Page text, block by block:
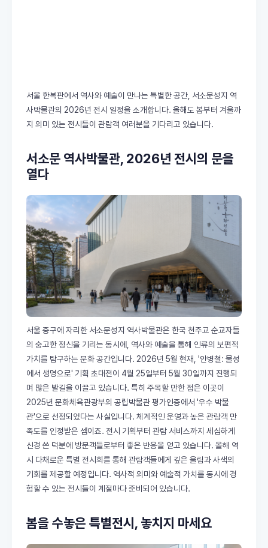
서울 한복판에서 역사와 예술이 만나는 특별한 공간, 서소문성지 역
사박물관의 2026년 전시 일정을 소개합니다. 올해도 봄부터 겨울까
지 의미 있는 전시들이 관람객 여러분을 기다리고 있습니다.
서소문 역사박물관, 2026년 전시의 문을
열다
서울 중구에 자리한 서소문성지 역사박물관은 한국 천주교 순교자들
의 숭고한 정신을 기리는 동시에, 역사와 예술을 통해 인류의 보편적
가치를 탐구하는 문화 공간입니다. 2026년 5월 현재, '안병철: 물성
에서 생명으로' 기획 초대전이 4월 25일부터 5월 30일까지 진행되
며 많은 발길을 이끌고 있습니다. 특히 주목할 만한 점은 이곳이
2025년 문화체육관광부의 공립박물관 평가인증에서 '우수 박물
관'으로 선정되었다는 사실입니다. 체계적인 운영과 높은 관람객 만
족도를 인정받은 셈이죠. 전시 기획부터 관람 서비스까지 세심하게
신경 쓴 덕분에 방문객들로부터 좋은 반응을 얻고 있습니다. 올해 역
시 다채로운 특별 전시회를 통해 관람객들에게 깊은 울림과 사색의
기회를 제공할 예정입니다. 역사적 의미와 예술적 가치를 동시에 경
험할 수 있는 전시들이 계절마다 준비되어 있습니다.
봄을 수놓은 특별전시, 놓치지 마세요